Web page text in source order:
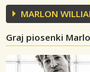
MARLON
Graj piosenki